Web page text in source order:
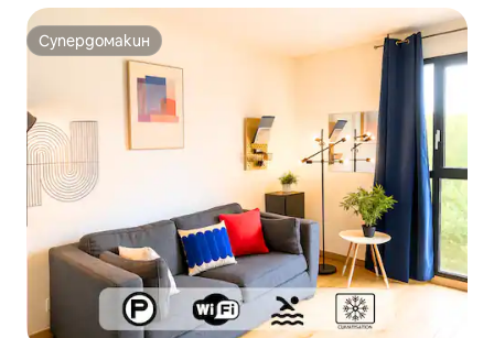
Супердомакин
Супердомакин